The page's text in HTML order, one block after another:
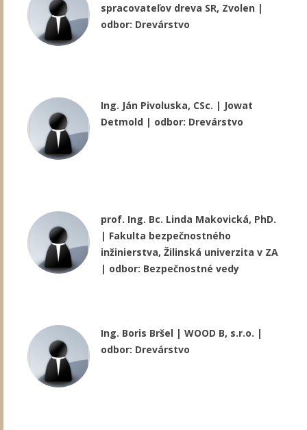
spracovateľov dreva SR, Zvolen |
odbor: Drevárstvo
Ing. Ján Pivoluska, CSc. | Jowat
Detmold | odbor: Drevárstvo
prof. Ing. Bc. Linda Makovická, PhD.
| Fakulta bezpečnostného
inžinierstva, Žilinská univerzita v ZA
| odbor: Bezpečnostné vedy
Ing. Boris Bršel | WOOD B, s.r.o. |
odbor: Drevárstvo